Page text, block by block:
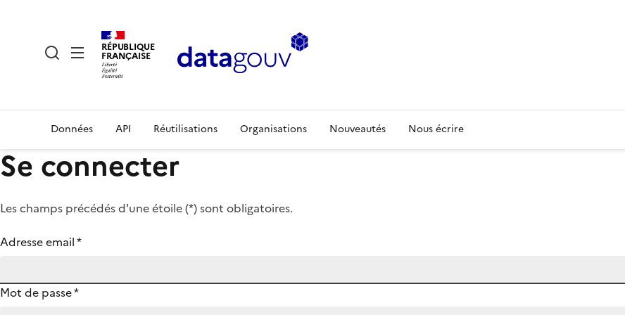
RÉPUBLIQUE
FRANÇAISE
Données API Réutilisations Organisations Nouveautés Nous écrire
Se connecter
Les champs précédés d'une étoile (*) sont obligatoires.
Adresse email*
Mot de passe*